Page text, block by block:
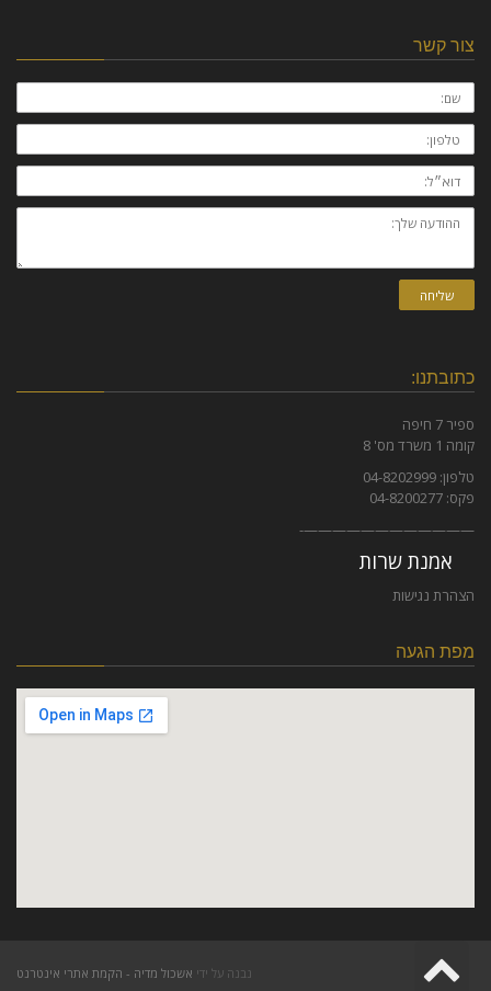
צור קשר
שם:
טלפון:
דוא״ל:
ההודעה
שלך:
שליחה
כתובתנו:
ספיר 7 חיפה
קומה 1 משרד מס' 8
טלפון: 04-8202999
פקס: 04-8200277
————————————-
אמנת שרות
הצהרת נגישות
מפת הגעה
נבנה על ידי אשכול מדיה - הקמת אתרי אינטרנט גלילה